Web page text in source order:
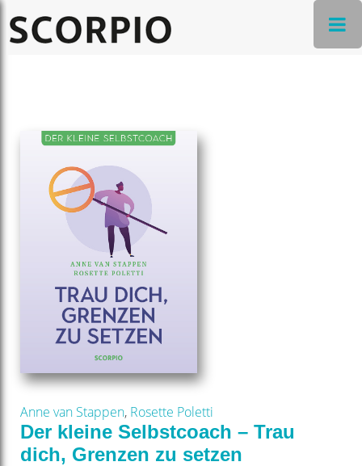
Anne van Stappen, Rosette Poletti
Der kleine Selbstcoach – Trau
dich, Grenzen zu setzen